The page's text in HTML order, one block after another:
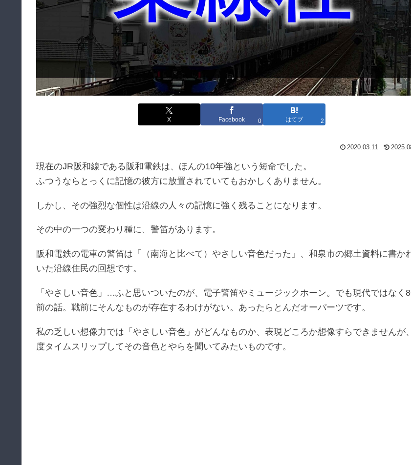
X Facebook 0 はてブ 2
2020.03.11
現在のJR阪和線である阪和電鉄は、ほんの10年強という短命でした。
ふつうならとっくに記憶の彼方に放置されていてもおかしくありません。
しかし、その強烈な個性は沿線の人々の記憶に強く残ることになります。
その中の一つの変わり種に、警笛があります。
阪和電鉄の電車の警笛は「（南海と比べて）やさしい音色だった」、和泉市の郷土資料に書か
いた沿線住民の回想です。
「やさしい音色」…ふと思いついたのが、電子警笛やミュージックホーン。でも現代ではなく
前の話。戦前にそんなものが存在するわけがない。あったらとんだオーパーツです。
私の乏しい想像力では「やさしい音色」がどんなものか、表現どころか想像すらできませんが
度タイムスリップしてその音色とやらを聞いてみたいものです。